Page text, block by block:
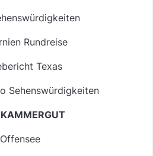
Rundreise
Texas
Sehenswürdigkeiten
Offensee